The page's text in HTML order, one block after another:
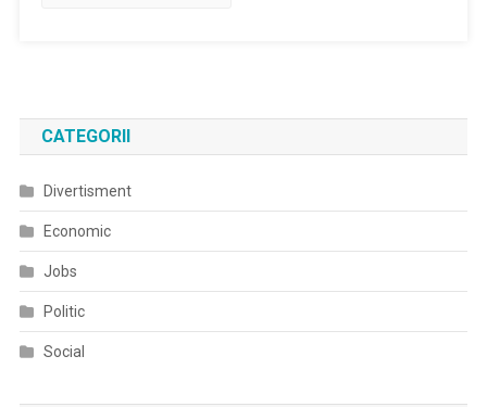
CATEGORII
Divertisment
Economic
Jobs
Politic
Social